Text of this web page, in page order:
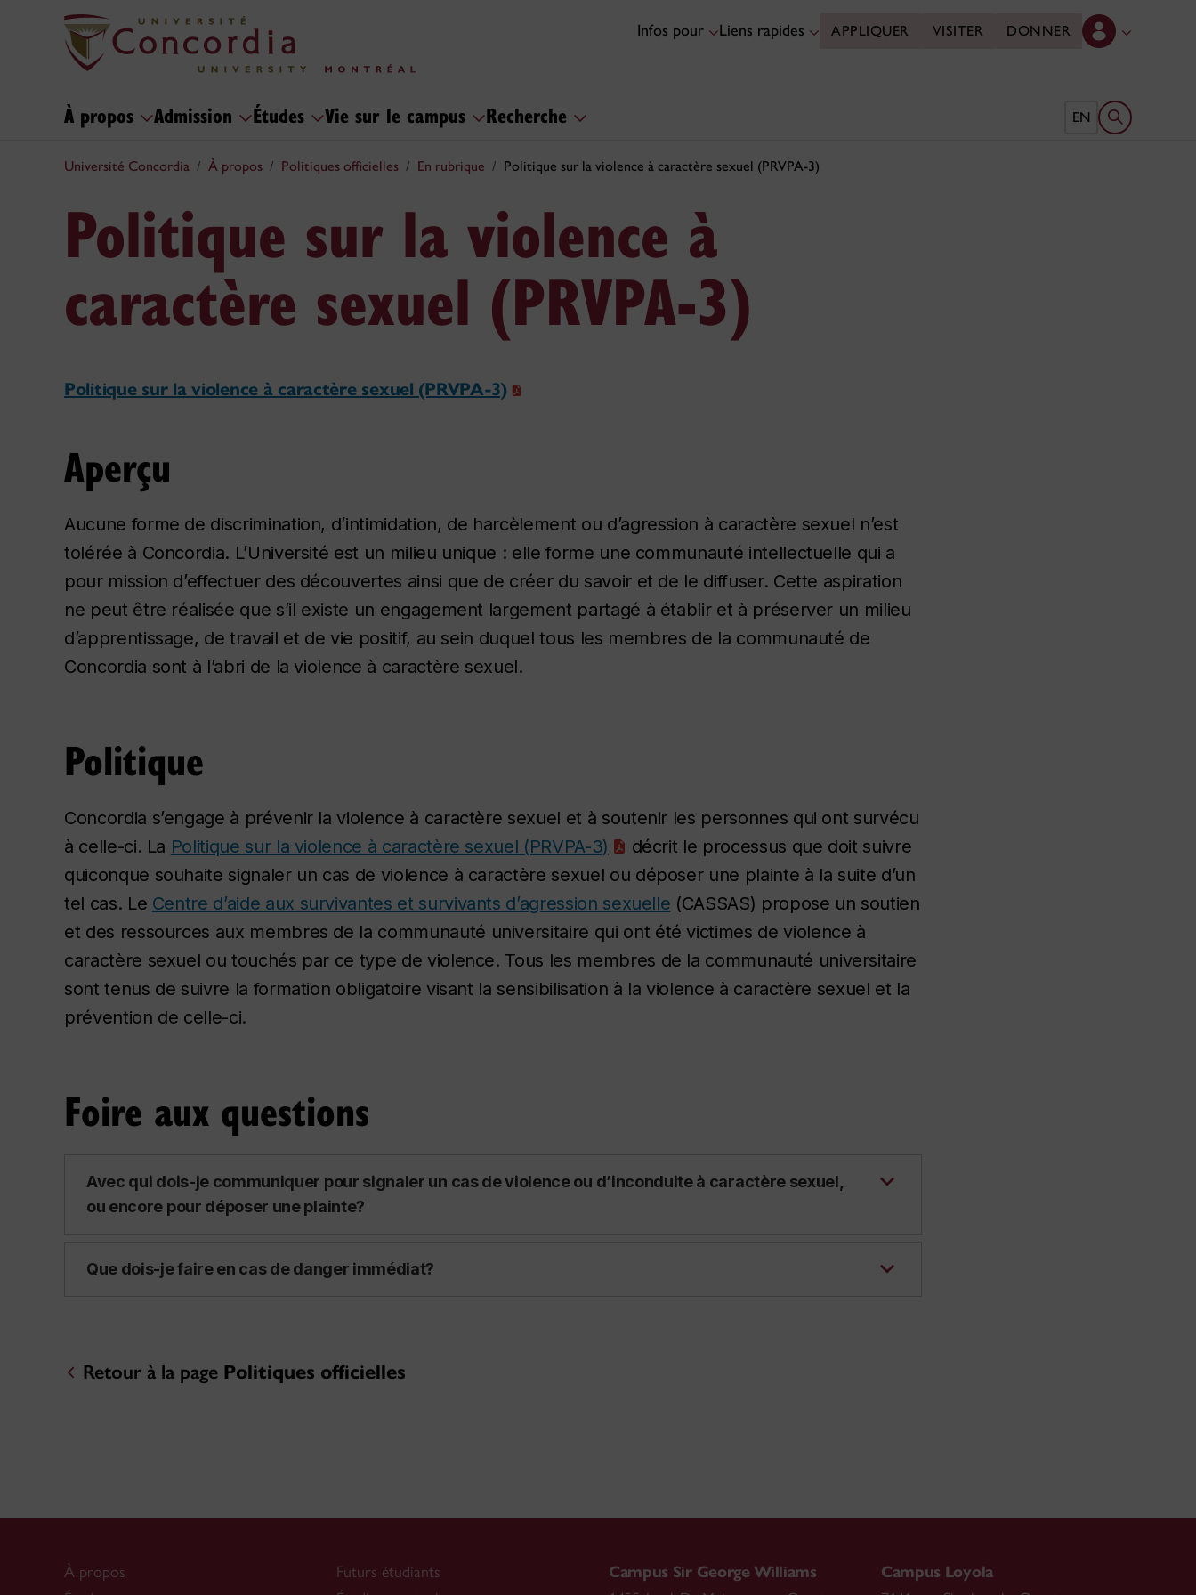
Infos pour Liens rapides APPLIQUER VISITER DONNER
À propos Admission Études Vie sur le campus Recherche EN Ouvrir le
Université Concordia À propos Politiques officielles En rubrique Politique sur la violence à caractère sexuel (PRVPA-3)
Politique sur la violence à
caractère sexuel (PRVPA-3)
Politique sur la violence à caractère sexuel (PRVPA-3)
Aperçu
Aucune forme de discrimination, d’intimidation, de harcèlement ou d’agression à caractère sexuel n’est
tolérée à Concordia. L’Université est un milieu unique : elle forme une communauté intellectuelle qui a
pour mission d’effectuer des découvertes ainsi que de créer du savoir et de le diffuser. Cette aspiration
ne peut être réalisée que s’il existe un engagement largement partagé à établir et à préserver un milieu
d’apprentissage, de travail et de vie positif, au sein duquel tous les membres de la communauté de
Concordia sont à l’abri de la violence à caractère sexuel.
Politique
Concordia s’engage à prévenir la violence à caractère sexuel et à soutenir les personnes qui ont survécu
à celle-ci. La Politique sur la violence à caractère sexuel (PRVPA-3)
décrit le processus que doit suivre
quiconque souhaite signaler un cas de violence à caractère sexuel ou déposer une plainte à la suite d’un
tel cas. Le Centre d’aide aux survivantes et survivants d’agression sexuelle (CASSAS) propose un soutien
et des ressources aux membres de la communauté universitaire qui ont été victimes de violence à
caractère sexuel ou touchés par ce type de violence. Tous les membres de la communauté universitaire
sont tenus de suivre la formation obligatoire visant la sensibilisation à la violence à caractère sexuel et la
prévention de celle-ci.
Foire aux questions
Avec qui dois-je communiquer pour signaler un cas de violence ou d’inconduite à caractère sexuel,
ou encore pour déposer une plainte?
Que dois-je faire en cas de danger immédiat?
Retour à la page Politiques officielles
À propos
Futurs étudiants
Campus Sir George Williams
Campus Loyola